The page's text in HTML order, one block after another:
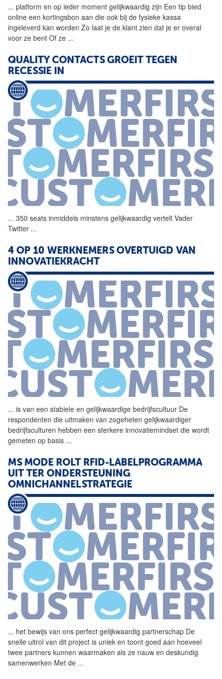
... platform en op ieder moment gelijkwaardig zijn Een tip bied
online een kortingsbon aan die ook bij de fysieke kassa
ingeleverd kan worden Zo laat je de klant zien dat je er overal
voor ze bent Of ze ...
QUALITY CONTACTS GROEIT TEGEN
RECESSIE IN
... 350 seats inmiddels minstens gelijkwaardig vertelt Vader
Twitter ...
4 OP 10 WERKNEMERS OVERTUIGD VAN
INNOVATIEKRACHT
... is van een stabiele en gelijkwaardige bedrijfscultuur De
respondenten die uitmaken van zogeheten gelijkwaardiger
bedrijfsculturen hebben een sterkere innovatiemindset die wordt
gemeten op basis ...
MS MODE ROLT RFID-LABELPROGRAMMA
UIT TER ONDERSTEUNING
OMNICHANNELSTRATEGIE
... het bewijs van ons perfect gelijkwaardig partnerschap De
snelle uitrol van dit project is uniek en toont goed aan hoeveel
twee partners kunnen waarmaken als ze nauw en deskundig
samenwerken Met de ...